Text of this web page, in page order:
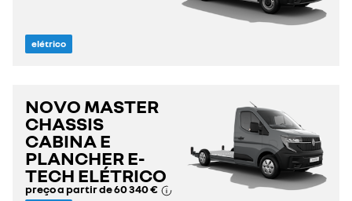
elétrico
NOVO MASTER
CHASSIS
CABINA E
PLANCHER E-
TECH ELÉTRICO
preço a partir de60 340 €